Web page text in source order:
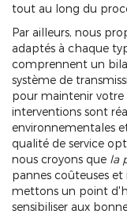
tout au long du
Par ailleurs, nous
adaptés à chaque
comprennent un
système de
pour maintenir votre
interventions sont
environnementales
qualité de service
nous croyons que la
pannes coûteuses
mettons un point
sensibiliser aux